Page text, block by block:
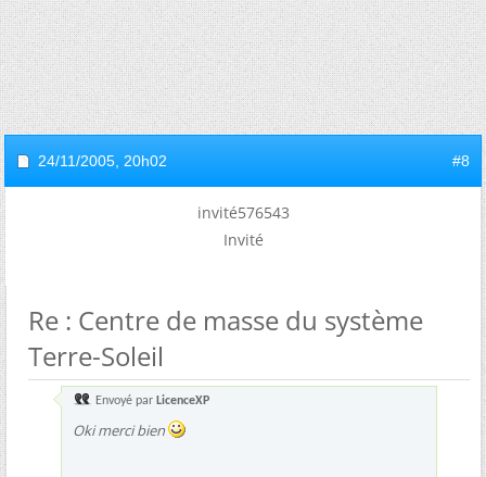
24/11/2005, 20h02 #8
invité576543
Invité
Re : Centre de masse du système
Terre-Soleil
Envoyé par LicenceXP
Oki merci bien